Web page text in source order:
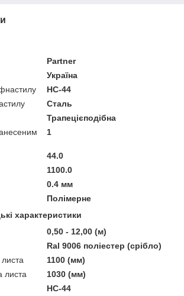
Partner
Україна
НС-44
Сталь
Трапецієподібна
1
44.0
1100.0
0.4 мм
Полімерне
характеристики
0,50 - 12,00 (м)
Ral 9006 поліестер (срібло)
1100 (мм)
листа
1030 (мм)
НС-44